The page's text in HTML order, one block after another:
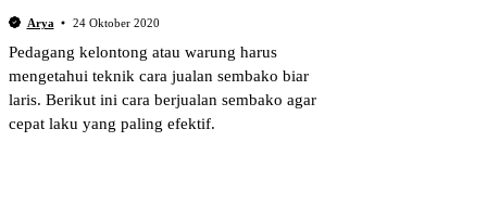
Arya 24 Oktober 2020
Pedagang kelontong atau warung harus
mengetahui teknik cara jualan sembako biar
laris. Berikut ini cara berjualan sembako agar
cepat laku yang paling efektif.